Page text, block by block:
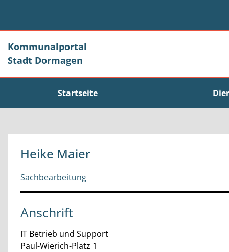
Kommunalportal
Stadt Dormagen
Startseite
Heike Maier
Sachbearbeitung
Anschrift
IT Betrieb und Support
Paul-Wierich-Platz 1